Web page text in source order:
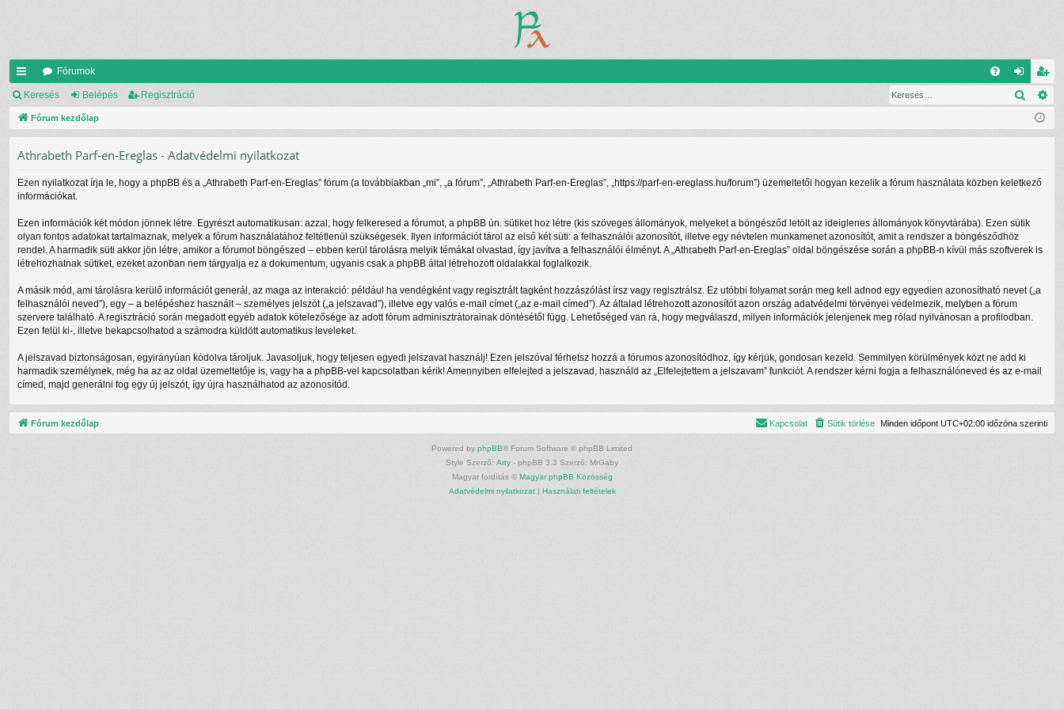
yo
rs
k
Fórumok
el eg
is
Keresés Belépés Regisztráció
Fórum kezdőlap
Athrabeth Parf-en-Ereglas - Adatvédelmi nyilatkozat
Ezen nyilatkozat írja le, hogy a phpBB és a „Athrabeth Parf-en-Ereglas” fórum (a továbbiakban „mi”, „a fórum”, „Athrabeth Parf-en-Ereglas”, „https://parf-en-ereglass.hu/forum”) üzemeltetői hogyan kezelik a fórum használata közben keletkező
információkat.
Ezen információk két módon jönnek létre. Egyrészt automatikusan: azzal, hogy felkeresed a fórumot, a phpBB ún. sütiket hoz létre (kis szöveges állományok, melyeket a böngésződ letölt az ideiglenes állományok könyvtárába). Ezen sütik
olyan fontos adatokat tartalmaznak, melyek a fórum használatához feltétlenül szükségesek. Ilyen információt tárol az első két süti: a felhasználói azonosítót, illetve egy névtelen munkamenet azonosítót, amit a rendszer a böngésződhöz
rendel. A harmadik süti akkor jön létre, amikor a fórumot böngészed – ebben kerül tárolásra melyik témákat olvastad, így javítva a felhasználói élményt. A „Athrabeth Parf-en-Ereglas” oldal böngészése során a phpBB-n kívül más szoftverek is
létrehozhatnak sütiket, ezeket azonban nem tárgyalja ez a dokumentum, ugyanis csak a phpBB által létrehozott oldalakkal foglalkozik.
A másik mód, ami tárolásra kerülő információt generál, az maga az interakció: például ha vendégként vagy regisztrált tagként hozzászólást írsz vagy regisztrálsz. Ez utóbbi folyamat során meg kell adnod egy egyedien azonosítható nevet („a
felhasználói neved”), egy – a belépéshez használt – személyes jelszót („a jelszavad”), illetve egy valós e-mail címet („az e-mail címed”). Az általad létrehozott azonosítót azon ország adatvédelmi törvényei védelmezik, melyben a fórum
szervere található. A regisztráció során megadott egyéb adatok kötelezősége az adott fórum adminisztrátorainak döntésétől függ. Lehetőséged van rá, hogy megválaszd, milyen információk jelenjenek meg rólad nyilvánosan a profilodban.
Ezen felül ki-, illetve bekapcsolhatod a számodra küldött automatikus leveleket.
A jelszavad biztonságosan, egyirányúan kódolva tároljuk. Javasoljuk, hogy teljesen egyedi jelszavat használj! Ezen jelszóval férhetsz hozzá a fórumos azonosítódhoz, így kérjük, gondosan kezeld. Semmilyen körülmények közt ne add ki
harmadik személynek, még ha az az oldal üzemeltetője is, vagy ha a phpBB-vel kapcsolatban kérik! Amennyiben elfelejted a jelszavad, használd az „Elfelejtettem a jelszavam” funkciót. A rendszer kérni fogja a felhasználóneved és az e-mail
címed, majd generálni fog egy új jelszót, így újra használhatod az azonosítód.
Fórum kezdőlap Minden időpont UTC+02:00 időzóna szerinti
Sütik törlése
Kapcsolat
Powered by phpBB® Forum Software © phpBB Limited
Style Szerző: Arty - phpBB 3.3 Szerző: MrGaby
Magyar fordítás © Magyar phpBB Közösség
Adatvédelmi nyilatkozat| Használati feltételek